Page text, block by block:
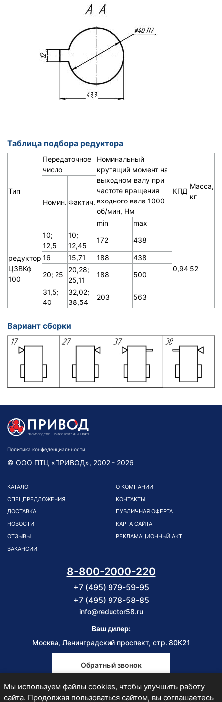
Таблица подбора редуктора
Тип
Передаточное
число
Номинальный
крутящий момент на
выходном валу при
частоте вращения
входного вала 1000
об/мин, Нм
КПД
Масса,
кг
Номин. Фактич.
min mаx
редуктор
Ц3ВКф
100
10;
12,5
10;
12,45
172 438
0,94 52
16 15,71 188
438
20; 25
20,28;
25,11
188 500
31,5;
40
32,02;
38,54
203 563
Вариант сборки
Политика конфеденциальности
© ООО ПТЦ «ПРИВОД», 2002 - 2026
КАТАЛОГ
СПЕЦПРЕДЛОЖЕНИЯ
ДОСТАВКА
НОВОСТИ
ОТЗЫВЫ
ВАКАНСИИ
О КОМПАНИИ
КОНТАКТЫ
ПУБЛИЧНАЯ ОФЕРТА
КАРТА САЙТА
РЕКЛАМАЦИОННЫЙ АКТ
8-800-2000-220
+7 (495) 979-59-95
+7 (495) 978-58-85
info@reductor58.ru
Ваш дилер:
Москва, Ленинградский проспект, стр. 80К21
Обратный звонок
Пн-Пт
Мы используем файлы cookies, чтобы улучшить работу
сайта. Продолжая пользоваться сайтом, вы соглашаетесь